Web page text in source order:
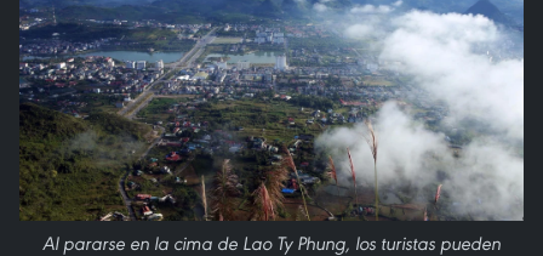
Al pararse en la cima de Lao Ty Phung, los turistas pueden